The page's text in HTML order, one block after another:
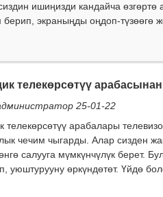
ишиңизди кандайча
экраныңды оңдоп-түзөөгө
телекөрсөтүү
25-01-22
телекөрсөтүү арабалары
чечим чыгарды. Алар сизден
салууга мүмкүнчүлүк берет.
уюштурууну өркүндөтөт. Үйдө
×